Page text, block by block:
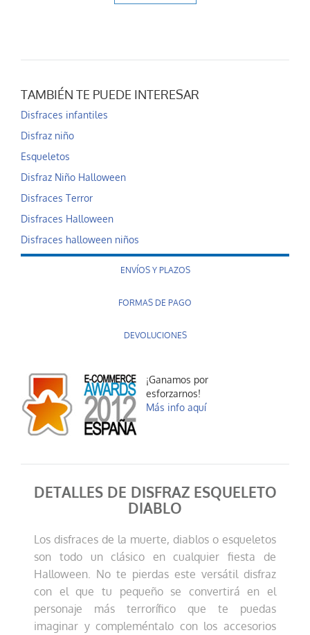
TAMBIÉN TE PUEDE INTERESAR
Disfraces infantiles
Disfraz niño
Esqueletos
Disfraz Niño Halloween
Disfraces Terror
Disfraces Halloween
Disfraces halloween niños
ENVÍOS Y PLAZOS
FORMAS DE PAGO
DEVOLUCIONES
¡Ganamos por
esforzarnos!
Más info aquí
DETALLES DE DISFRAZ ESQUELETO
DIABLO
Los disfraces de la muerte, diablos o esqueletos
son todo un clásico en cualquier fiesta de
Halloween. No te pierdas este versátil disfraz
con el que tu pequeño se convertirá en el
personaje más terrorífico que te puedas
imaginar y compleméntalo con los accesorios